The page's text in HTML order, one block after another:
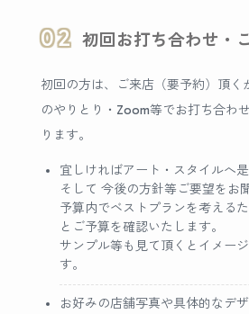
02 初回お打ち合わせ・
初回の方は、ご来店（要予約）頂く
のやりとり・Zoom等でお打ち合わ
ります。
宜しければアート・スタイルへ
そして 今後の方針等ご要望をお
予算内でベストプランを考える
とご予算を確認いたします。
サンプル等も見て頂くとイメー
す。
お好みの店舗写真や具体的なデ